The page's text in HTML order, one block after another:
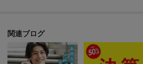
関連ブログ